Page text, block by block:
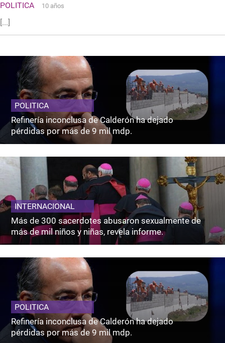
POLITICA 10 años
[...]
POLITICA
Refinería inconclusa de Calderón ha dejado
pérdidas por más de 9 mil mdp.
INTERNACIONAL
Más de 300 sacerdotes abusaron sexualmente de
más de mil niños y niñas, revela informe.
POLITICA
Refinería inconclusa de Calderón ha dejado
pérdidas por más de 9 mil mdp.